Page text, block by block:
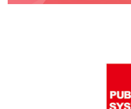
セミナー